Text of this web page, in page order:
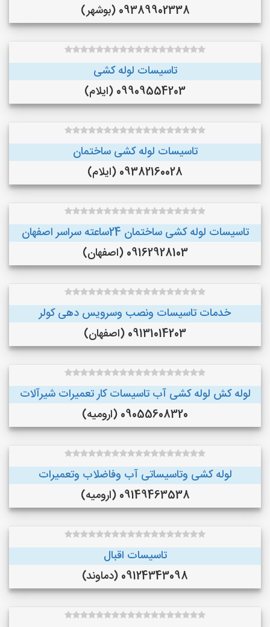
09389902338 (بوشهر)
تاسیسات لوله کشی
09909554203 (ایلام)
تاسیسات لوله کشی ساختمان
09382160028 (ایلام)
تاسیسات لوله کشی ساختمان 24ساعته سراسر اصفهان
09162928103 (اصفهان)
خدمات تاسیسات ونصب وسرویس دهی کولر
09131014203 (اصفهان)
لوله کش لوله کشی آب تاسیسات کار تعمیرات شیرآلات
09055608320 (ارومیه)
لوله کشی وتاسیساتی آب وفاضلاب وتعمیرات
09149463538 (ارومیه)
تاسیسات اقبال
09124343098 (دماوند)